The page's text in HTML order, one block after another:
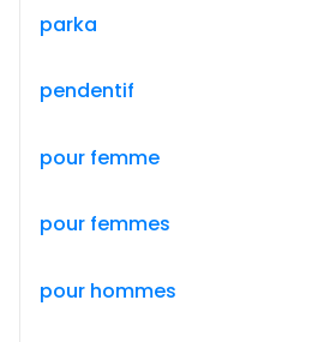
parka
pendentif
pour femme
pour femmes
pour hommes